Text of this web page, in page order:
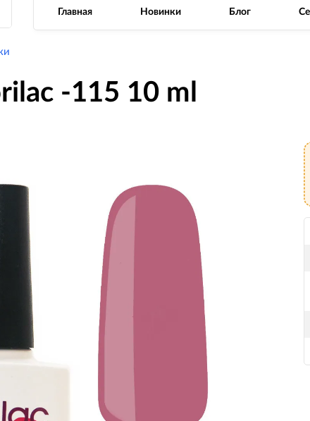
Главная Новинки Блог
-115 10 ml